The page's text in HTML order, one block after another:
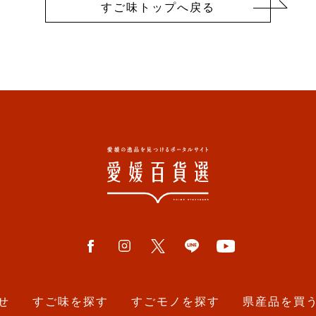
すご味トップへ戻る
すご味を探す すごモノを探す 県産品を買う